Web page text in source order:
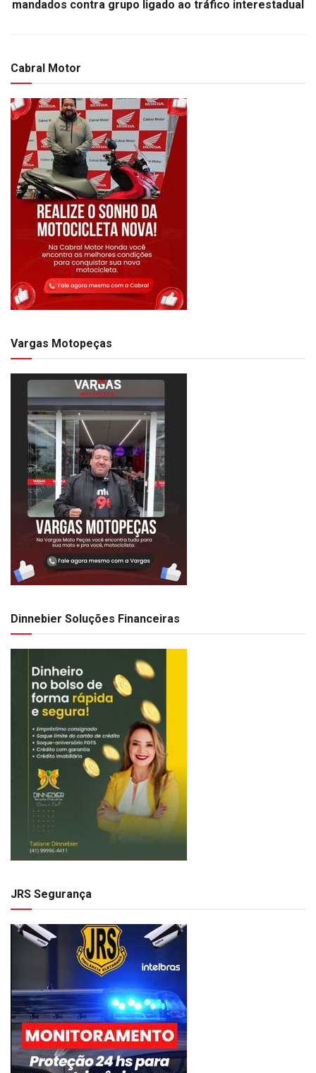
mandados contra grupo ligado ao tráfico interestadual
Cabral Motor
Vargas Motopeças
Dinnebier Soluções Financeiras
JRS Segurança